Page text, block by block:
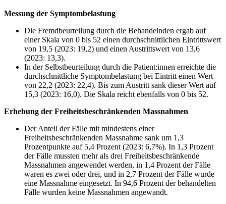
Messung der Symptombelastung
Die Fremdbeurteilung durch die Behandelnden ergab auf
einer Skala von 0 bis 52 einen durchschnittlichen Eintrittswert
von 19,5 (2023: 19,2) und einen Austrittswert von 13,6
(2023: 13,3).
In der Selbstbeurteilung durch die Patient:innen erreichte die
durchschnittliche Symptombelastung bei Eintritt einen Wert
von 22,2 (2023: 22,4). Bis zum Austritt sank dieser Wert auf
15,3 (2023: 16,0). Die Skala reicht ebenfalls von 0 bis 52.
Erhebung der Freiheitsbeschränkenden Massnahmen
Der Anteil der Fälle mit mindestens einer
Freiheitsbeschränkenden Massnahme sank um 1,3
Prozentpunkte auf 5,4 Prozent (2023: 6,7%). In 1,3 Prozent
der Fälle mussten mehr als drei Freiheitsbeschränkende
Massnahmen angewendet werden, in 1,4 Prozent der Fälle
waren es zwei oder drei, und in 2,7 Prozent der Fälle wurde
eine Massnahme eingesetzt. In 94,6 Prozent der behandelten
Fälle wurden keine Massnahmen angewandt.